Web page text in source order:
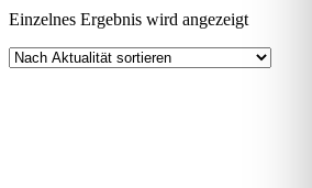
Einzelnes Ergebnis wird angezeigt